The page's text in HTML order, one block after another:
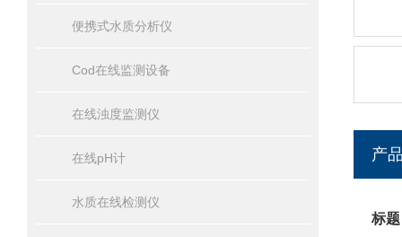
便携式水质分析仪
Cod在线监测设备
在线浊度监测仪
在线pH计
水质在线检测仪
产
标